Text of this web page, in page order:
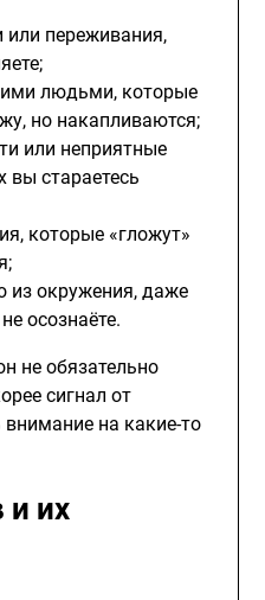
или переживания,
людьми, которые
но накапливаются;
или неприятные
вы стараетесь
которые «гложут»
из окружения, даже
осознаёте.
не обязательно
сигнал от
на какие-то
и их